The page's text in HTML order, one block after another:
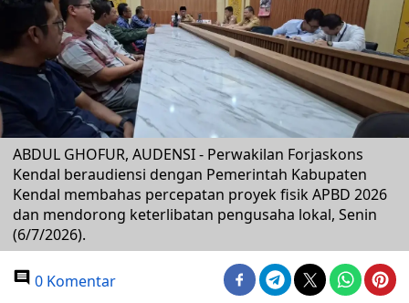
ABDUL GHOFUR, AUDENSI - Perwakilan Forjaskons
Kendal beraudiensi dengan Pemerintah Kabupaten
Kendal membahas percepatan proyek fisik APBD 2026
dan mendorong keterlibatan pengusaha lokal, Senin
(6/7/2026).
0 Komentar